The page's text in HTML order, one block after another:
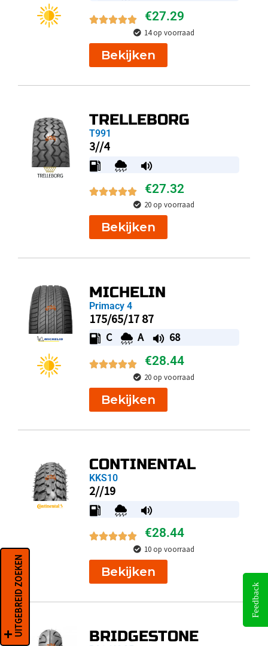
€27.29
14 op voorraad
Bekijken
TRELLEBORG
T991
3//4
€27.32
20 op voorraad
Bekijken
MICHELIN
Primacy 4
175/65/17 87
C A 68
€28.44
20 op voorraad
Bekijken
CONTINENTAL
KKS10
2//19
€28.44
10 op voorraad
Bekijken
BRIDGESTONE
UITGEBREID ZOEKEN Feedback